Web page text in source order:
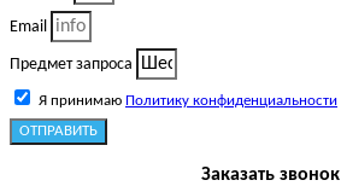
Email
Предмет запроса
Я принимаю Политику конфиденциальности
ОТПРАВИТЬ
Заказать звонок